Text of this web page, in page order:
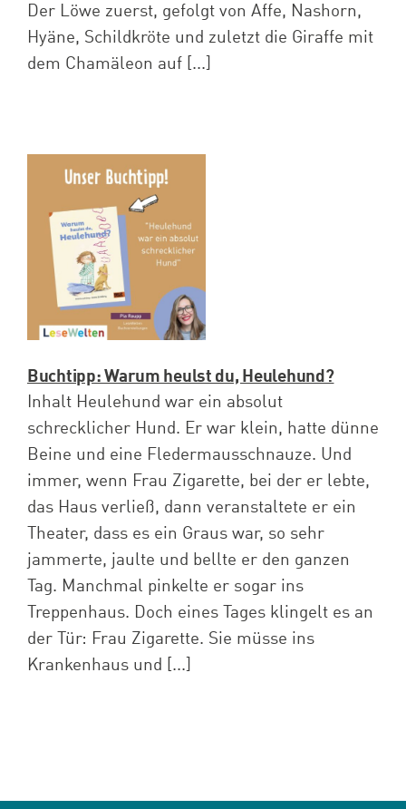
Der Löwe zuerst, gefolgt von Affe, Nashorn,
Hyäne, Schildkröte und zuletzt die Giraffe mit
dem Chamäleon auf [...]
Buchtipp: Warum heulst du, Heulehund?
Inhalt Heulehund war ein absolut
schrecklicher Hund. Er war klein, hatte dünne
Beine und eine Fledermausschnauze. Und
immer, wenn Frau Zigarette, bei der er lebte,
das Haus verließ, dann veranstaltete er ein
Theater, dass es ein Graus war, so sehr
jammerte, jaulte und bellte er den ganzen
Tag. Manchmal pinkelte er sogar ins
Treppenhaus. Doch eines Tages klingelt es an
der Tür: Frau Zigarette. Sie müsse ins
Krankenhaus und [...]